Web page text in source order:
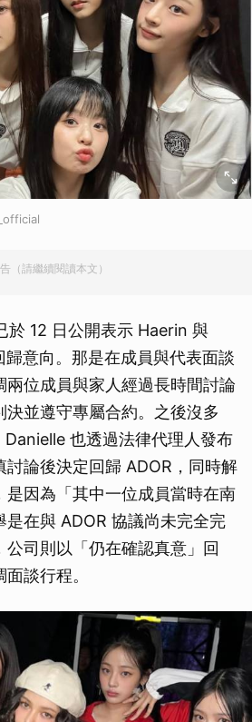
（請繼續閱讀本文）
於 12 日公開表示 Haerin 與
意向。那是在成員與代表面談
兩位成員與家人經過長時間討論
並遵守專屬合約。之後沒多
也透過法律代理人發布
討論後決定回歸 ADOR，同時解
是因為「其中一位成員當時在南
是在與 ADOR 協議尚未完全完
公司則以「仍在確認真意」回
談行程。